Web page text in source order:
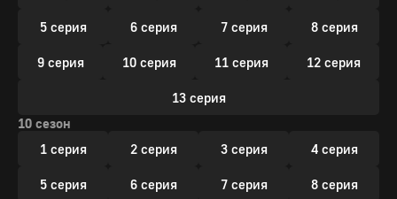
5 серия 6 серия 7 серия 8 серия
9 серия 10 серия 11 серия 12 серия
13 серия
10 сезон
1 серия
2 серия 3 серия 4 серия
5 серия 6 серия 7 серия 8 серия